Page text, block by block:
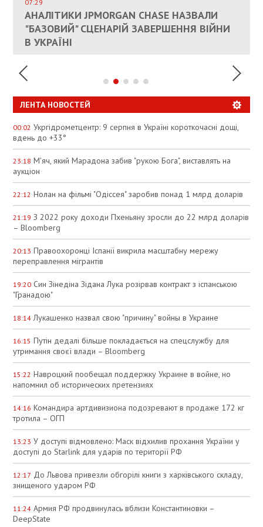
КАНДИДАТ В ПРЕМЬЕРЫ ПОЛЬШИ ПРИЗВАЛ
ЕС ПРЕКРАТИТЬ ВОЕННУЮ ПОМОЩЬ
УКРАИНЕ
07:29
АНАЛІТИКИ JPMORGAN CHASE НАЗВАЛИ
"БАЗОВИЙ" СЦЕНАРІЙ ЗАВЕРШЕННЯ ВІЙНИ
В УКРАЇНІ
СОСТОИТСЯ В БЛИЖАЙШЕЕ ВРЕМЯ, –
РЮТТЕ
ПАЛИВНИЙ РИНОК РОЗІГРІЛИ ШТУЧНО:
АНАЛІТИКИ ЗВИНУВАТИЛИ АЗС У
СПЕКУЛЯЦІЇ
ЛЕНТА НОВОСТЕЙ
00:02 Укргідрометцентр: 9 серпня в Україні короткочасні дощі,
вдень до +33°
23:18 М'яч, який Марадона забив "рукою Бога", виставлять на
аукціон
22:12 Нолан на фільмі "Одіссея" заробив понад 1 млрд доларів
21:19 З 2022 року доходи Пхеньяну зросли до 22 млрд доларів
– Bloomberg
20:13 Правоохоронці Іспанії викрила масштабну мережу
переправлення мігрантів
19:20 Син Зінедіна Зідана Лука розірвав контракт з іспанською
"Гранадою"
18:14 Лукашенко назвал свою "причину" войны в Украине
16:15 Путін дедалі більше покладається на спецслужбу для
утримання своєї влади – Bloomberg
15:22 Навроцкий пообещал поддержку Украине в войне, но
напомнил об исторических претензиях
14:16 Командира артдивизиона подозревают в продаже 172 кг
тротила – ОГП
13:23 У доступі відмовлено: Маск відхилив прохання України у
доступі до Starlink для ударів по території РФ
12:17 До Львова привезли обгорілі книги з харківського складу,
знищеного ударом РФ
11:24 Армия РФ продвинулась вблизи Константиновки –
DeepState